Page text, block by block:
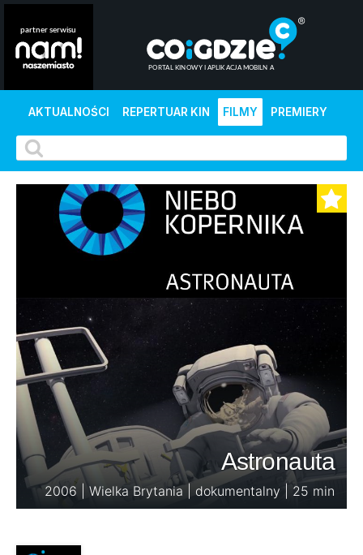
AKTUALNOŚCI REPERTUAR KIN FILMY PREMIERY
Astronauta
2006 | Wielka Brytania | dokumentalny | 25 min